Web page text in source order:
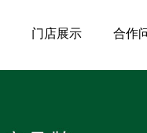
门店展示 合作